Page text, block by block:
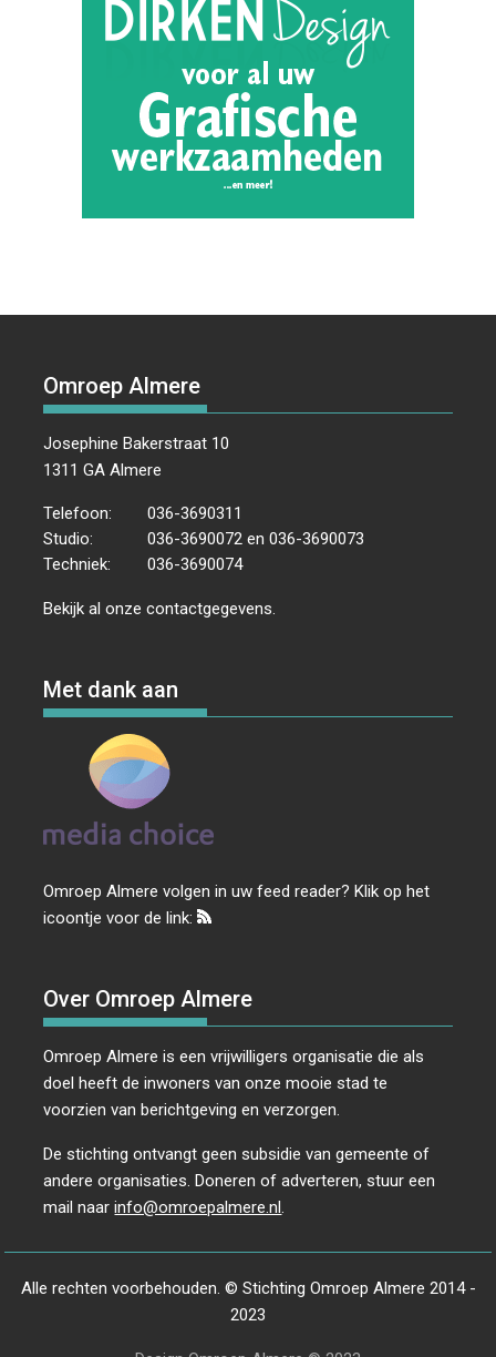
Omroep Almere
Josephine Bakerstraat 10
1311 GA Almere
Telefoon:
036-3690311
Studio:
036-3690072 en 036-3690073
Techniek:
036-3690074
Bekijk al onzecontactgegevens
Met dank aan
Omroep Almere volgen in uw feed reader? Klik op het
icoontje voor de link:
Over Omroep Almere
Omroep Almere is een vrijwilligers organisatie die als
doel heeft de inwoners van onze mooie stad te
voorzien van berichtgeving en verzorgen.
De stichting ontvangt geen subsidie van gemeente of
andere organisaties. Doneren of adverteren, stuur een
mail naarinfo@omroepalmere.nl.
Alle rechten voorbehouden. © Stichting Omroep Almere 2014 -
2023